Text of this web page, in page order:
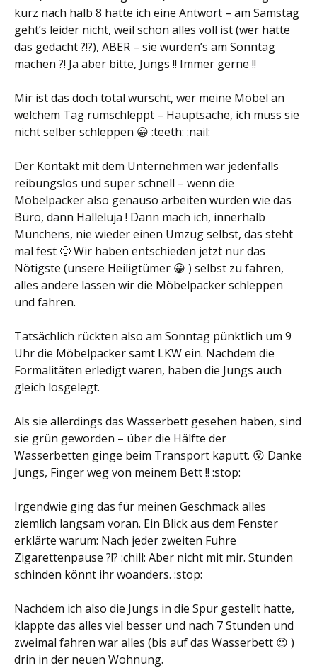
kurz nach halb 8 hatte ich eine Antwort – am Samstag
geht’s leider nicht, weil schon alles voll ist (wer hätte
das gedacht ?!?), ABER – sie würden’s am Sonntag
machen ?! Ja aber bitte, Jungs !! Immer gerne !!
Mir ist das doch total wurscht, wer meine Möbel an
welchem Tag rumschleppt – Hauptsache, ich muss sie
nicht selber schleppen 😀 :teeth: :nail:
Der Kontakt mit dem Unternehmen war jedenfalls
reibungslos und super schnell – wenn die
Möbelpacker also genauso arbeiten würden wie das
Büro, dann Halleluja ! Dann mach ich, innerhalb
Münchens, nie wieder einen Umzug selbst, das steht
mal fest 🙂 Wir haben entschieden jetzt nur das
Nötigste (unsere Heiligtümer 😀 ) selbst zu fahren,
alles andere lassen wir die Möbelpacker schleppen
und fahren.
Tatsächlich rückten also am Sonntag pünktlich um 9
Uhr die Möbelpacker samt LKW ein. Nachdem die
Formalitäten erledigt waren, haben die Jungs auch
gleich losgelegt.
Als sie allerdings das Wasserbett gesehen haben, sind
sie grün geworden – über die Hälfte der
Wasserbetten ginge beim Transport kaputt. 😮 Danke
Jungs, Finger weg von meinem Bett !! :stop:
Irgendwie ging das für meinen Geschmack alles
ziemlich langsam voran. Ein Blick aus dem Fenster
erklärte warum: Nach jeder zweiten Fuhre
Zigarettenpause ?!? :chill: Aber nicht mit mir. Stunden
schinden könnt ihr woanders. :stop:
Nachdem ich also die Jungs in die Spur gestellt hatte,
klappte das alles viel besser und nach 7 Stunden und
zweimal fahren war alles (bis auf das Wasserbett 😉 )
drin in der neuen Wohnung.